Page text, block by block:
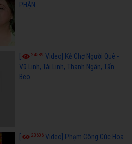
PHẬN
24589 Video] Kẻ Chợ Người Quê -
Vũ Linh, Tài Linh, Thanh Ngân, Tấn
Beo
23606 Video] Phạm Công Cúc Hoa